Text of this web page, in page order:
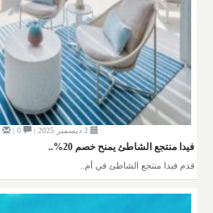
فيدا منتجع الشاطئ يمنح خصم 20%..
قدم فيدا منتجع الشاطئ في أم..